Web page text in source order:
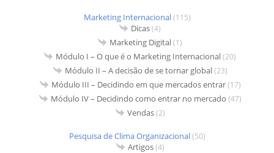
Marketing Internacional(115)
Dicas(4)
Marketing Digital(1)
Módulo I – O que é o Marketing Internacional(20)
Módulo II – A decisão de se tornar global(23)
Módulo III – Decidindo em que mercados entrar(17)
Módulo IV – Decidindo como entrar no mercado (47)
Vendas(2)
Pesquisa de Clima Organizacional(50)
Artigos(4)